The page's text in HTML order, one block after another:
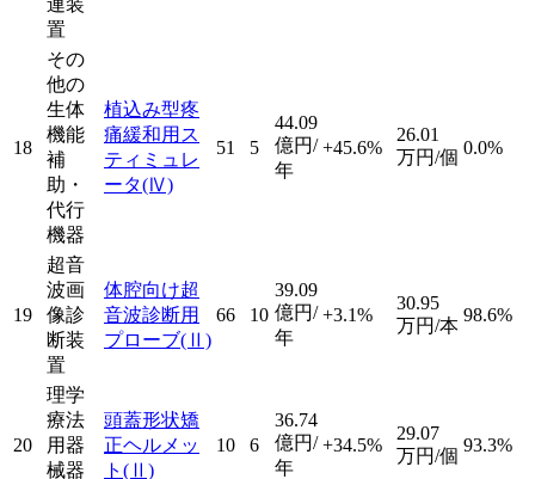
連装
置
18
その
他の
生体
機能
補
助・
代行
機器
植込み型疼
痛緩和用ス
ティミュレ
ータ(Ⅳ)
51 5
44.09
億円/
年
+45.6%
26.01
万円/個 0.0%
19
超音
波画
像診
断装
置
体腔向け超
音波診断用
プローブ(Ⅱ)
66 10
39.09
億円/
年
+3.1%
30.95
万円/本
98.6%
20
理学
療法
用器
械器
頭蓋形状矯
正ヘルメッ
ト (Ⅱ)
10 6
36.74
億円/
年
+34.5%
29.07
万円/個
93.3%